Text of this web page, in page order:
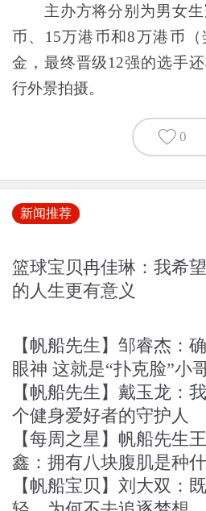
主办方将分别为男女生
币、15万港币和8万港币
金，最终晋级12强的选手
行外景拍摄。
0
新闻推荐
篮球宝贝冉佳琳：我希
的人生更有意义
【帆船先生】邹睿杰：
眼神 这就是“扑克脸”小
【帆船先生】戴玉龙：
个健身爱好者的守护人
【每周之星】帆船先生
鑫：拥有八块腹肌是种
验
【帆船宝贝】刘大双：